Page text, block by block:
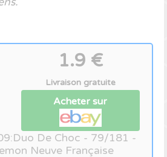
1.9 €
Livraison gratuite
Acheter sur
De Choc - 79/181 -
Neuve Française